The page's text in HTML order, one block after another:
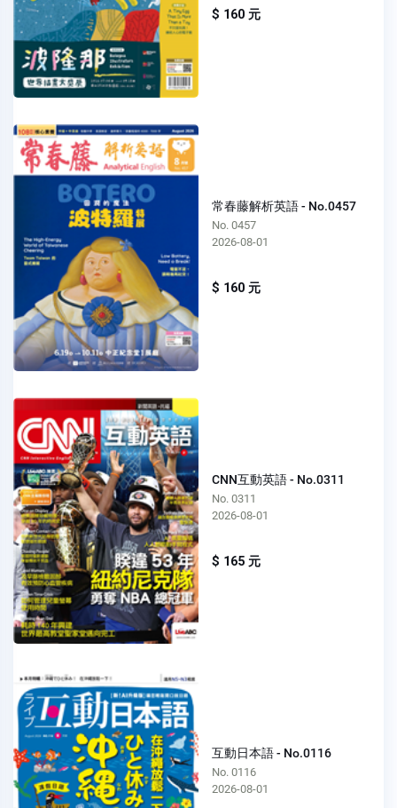
$ 160 元
常春藤解析英語 - No.0457
No. 0457
2026-08-01
$ 160 元
CNN互動英語 - No.0311
No. 0311
2026-08-01
$ 165 元
互動日本語 - No.0116
No. 0116
2026-08-01